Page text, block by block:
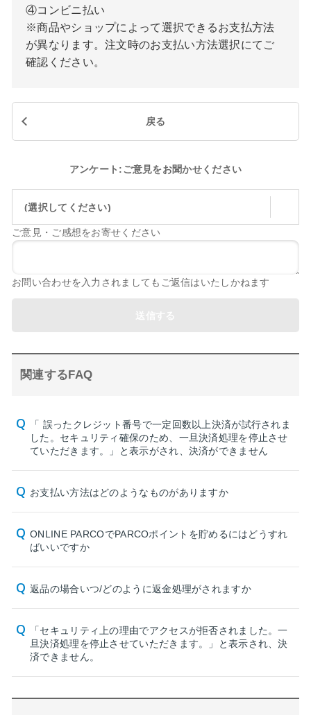
④コンビニ払い
※商品やショップによって選択できるお支払方法
が異なります。注文時のお支払い方法選択にてご
確認ください。
戻る
アンケート:ご意見をお聞かせください
(選択してください)
ご意見・ご感想をお寄せください
お問い合わせを入力されましてもご返信はいたしかねます
関連するFAQ
「 誤ったクレジット番号で一定回数以上決済が試行されま
した。セキュリティ確保のため、一旦決済処理を停止させ
ていただきます。」と表示がされ、決済ができません
お支払い方法はどのようなものがありますか
ONLINE PARCOでPARCOポイントを貯めるにはどうすれ
ばいいですか
返品の場合いつ/どのように返金処理がされますか
「セキュリティ上の理由でアクセスが拒否されました。一
旦決済処理を停止させていただきます。」と表示され、決
済できません。